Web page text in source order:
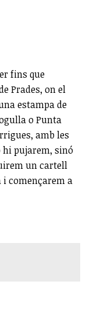
fins que
Prades, on el
estampa de
o Punta
amb les
hi pujarem, sinó
un cartell
i començarem a